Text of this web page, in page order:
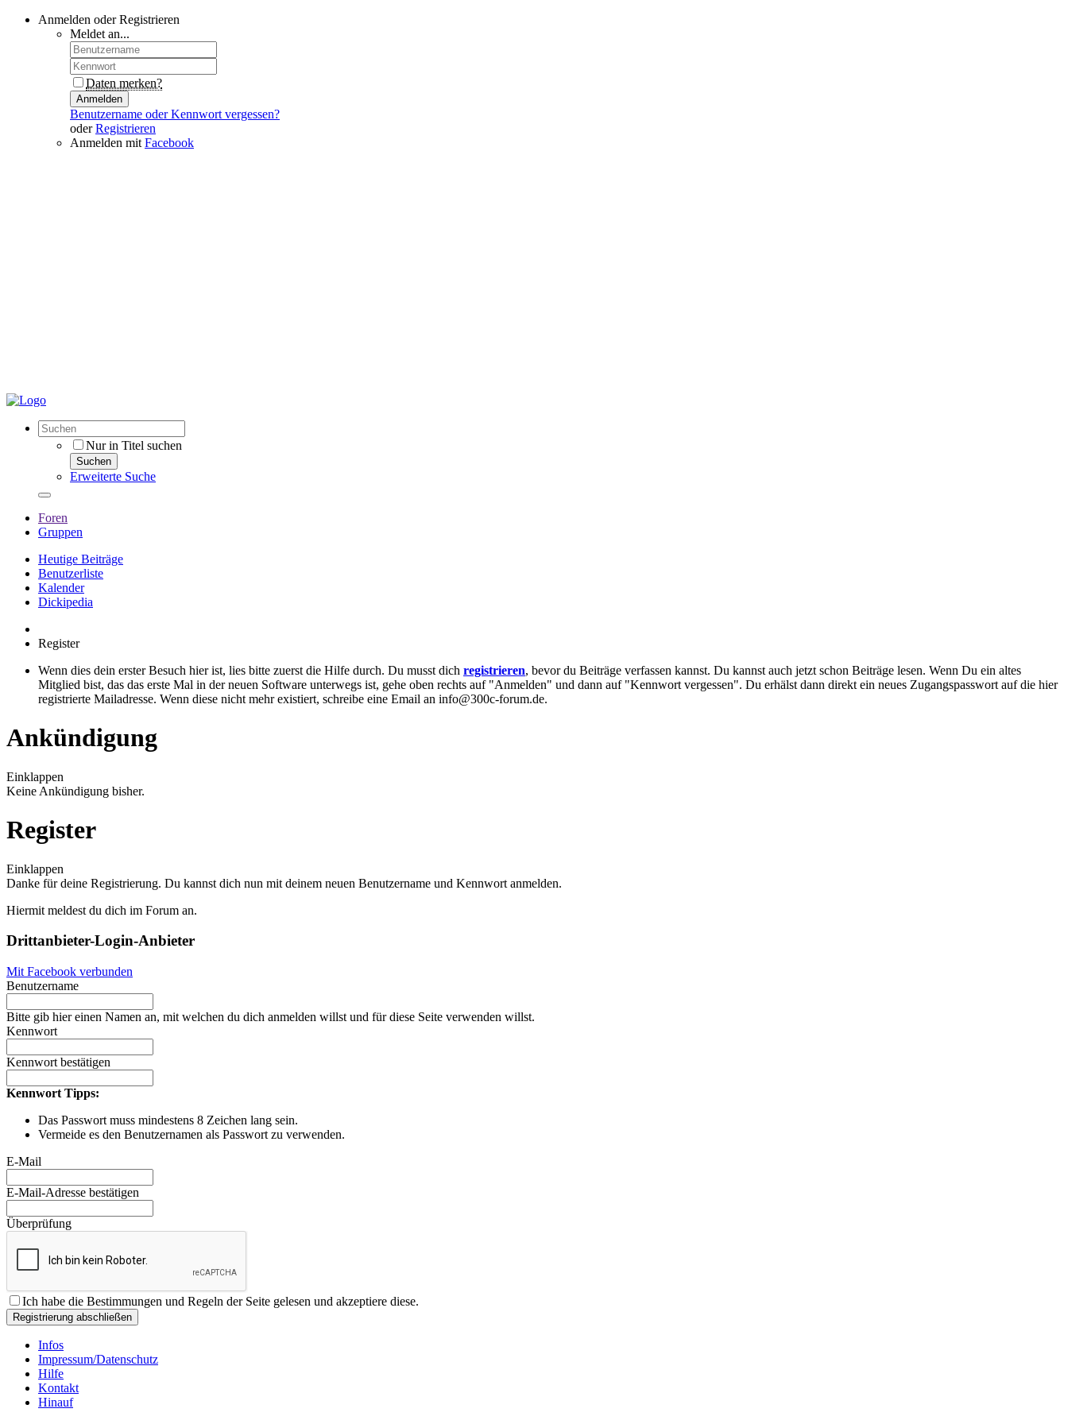
Anmelden oder Registrieren
Meldet an...
Daten merken?
Anmelden
Benutzername oder Kennwort vergessen?
oderRegistrieren
Anmelden mit Facebook
Nur in Titel suchen
Suchen
Erweiterte Suche
Foren
Gruppen
Heutige Beiträge
Benutzerliste
Kalender
Dickipedia
Register
Wenn dies dein erster Besuch hier ist, lies bitte zuerst die Hilfe durch. Du musst dich registrieren, bevor du Beiträge verfassen kannst. Du kannst auch jetzt schon Beiträge lesen. Wenn Du ein altes
Mitglied bist, das das erste Mal in der neuen Software unterwegs ist, gehe oben rechts auf "Anmelden" und dann auf "Kennwort vergessen". Du erhälst dann direkt ein neues Zugangspasswort auf die hier
registrierte Mailadresse. Wenn diese nicht mehr existiert, schreibe eine Email an info@300c-forum.de.
Ankündigung
Einklappen
Keine Ankündigung bisher.
Register
Einklappen
Danke für deine Registrierung. Du kannst dich nun mit deinem neuen Benutzername und Kennwort anmelden.
Hiermit meldest du dich im Forum an.
Drittanbieter-Login-Anbieter
Mit Facebook verbunden
Benutzername
Bitte gib hier einen Namen an, mit welchen du dich anmelden willst und für diese Seite verwenden willst.
Kennwort
Kennwort bestätigen
Kennwort Tipps:
Das Passwort muss mindestens 8 Zeichen lang sein.
Vermeide es den Benutzernamen als Passwort zu verwenden.
E-Mail
E-Mail-Adresse bestätigen
Überprüfung
Ich habe die Bestimmungen und Regeln der Seite gelesen und akzeptiere diese.
Registrierung abschließen
Infos
Impressum/Datenschutz
Hilfe
Kontakt
Hinauf